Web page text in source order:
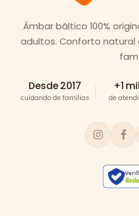
Âmbar báltico 100%
adultos. Conforto
Desde 2017
cuidando de famílias
+1
de